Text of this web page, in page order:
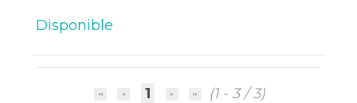
Disponible
1
(1 - 3 / 3)